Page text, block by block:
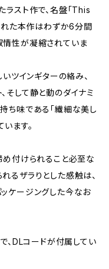
ラスト作で、名盤「This
た本作はわずか6分間
情性が凝縮されていま
ツインギターの絡み、
そして静と動のダイナミ
ち味である「繊細な美し
ます。
め付けられること必至な
るザラりとした感触は、
ケージングした今なお
、DLコードが付属してい